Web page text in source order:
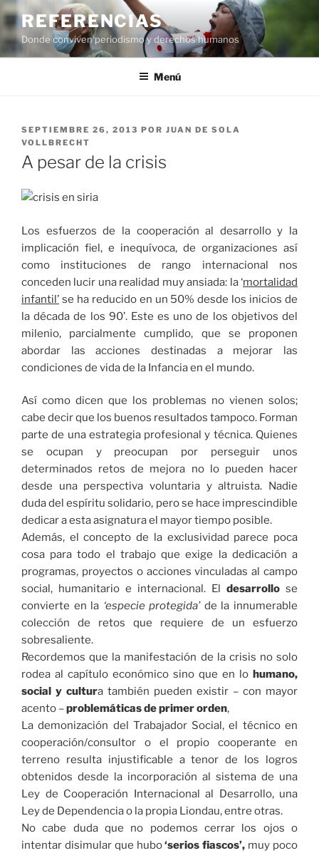
al
contenido
REFERENCIAS
Donde conviven periodismo y derechos humanos
Menú
PUBLICADO
EL
SEPTIEMBRE 26, 2013 POR JUAN DE SOLA
VOLLBRECHT
A pesar de la crisis
Los esfuerzos de la cooperación al desarrollo y la
implicación fiel, e inequívoca, de organizaciones así
como instituciones de rango internacional nos
conceden lucir una realidad muy ansiada: la ‘mortalidad
infantil’ se ha reducido en un 50% desde los inicios de
la década de los 90’. Este es uno de los objetivos del
milenio, parcialmente cumplido, que se proponen
abordar las acciones destinadas a mejorar las
condiciones de vida de la Infancia en el mundo.
Así como dicen que los problemas no vienen solos;
cabe decir que los buenos resultados tampoco. Forman
parte de una estrategia profesional y técnica. Quienes
se ocupan y preocupan por perseguir unos
determinados retos de mejora no lo pueden hacer
desde una perspectiva voluntaria y altruista. Nadie
duda del espíritu solidario, pero se hace imprescindible
dedicar a esta asignatura el mayor tiempo posible.
Además, el concepto de la exclusividad parece poca
cosa para todo el trabajo que exige la dedicación a
programas, proyectos o acciones vinculadas al campo
social, humanitario e internacional. El desarrollo se
convierte en la ‘especie protegida’de la innumerable
colección de retos que requiere de un esfuerzo
sobresaliente.
Recordemos que la manifestación de la crisis no solo
rodea al capítulo económico sino que en lo humano,
social y cultura también pueden existir – con mayor
acento –problemáticas de primer orden,
La demonización del Trabajador Social, el técnico en
cooperación/consultor o el propio cooperante en
terreno resulta injustificable a tenor de los logros
obtenidos desde la incorporación al sistema de una
Ley de Cooperación Internacional al Desarrollo, una
Ley de Dependencia o la propia Liondau, entre otras.
No cabe duda que no podemos cerrar los ojos o
intentar disimular que hubo‘serios fiascos’, muy poco